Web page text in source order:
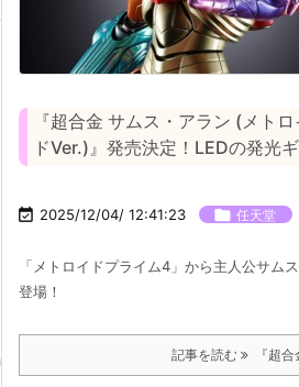
『超合金 サムス・アラン (メト
ドVer.)』発売決定！LEDの発光
 2025/12/04/ 12:41:23  任天堂
「メトロイドプライム4」から主人公サム
登場！
記事を読む 『超合